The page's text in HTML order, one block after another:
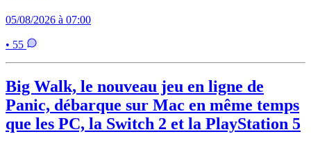
05/08/2026 à 07:00
• 55
Big Walk, le nouveau jeu en ligne de
Panic, débarque sur Mac en même temps
que les PC, la Switch 2 et la PlayStation 5